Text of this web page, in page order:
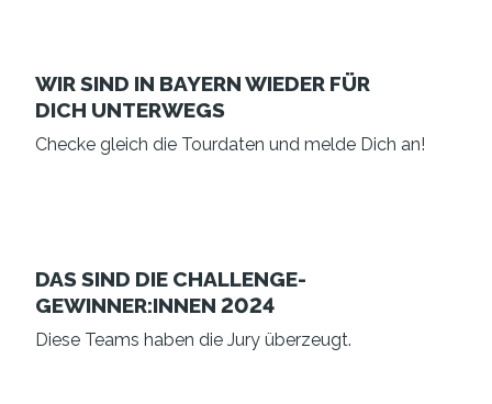
WIR SIND IN BAYERN WIEDER FÜR
DICH UNTERWEGS
Checke gleich die Tourdaten und melde Dich an!
DAS SIND DIE CHALLENGE-
GEWINNER:INNEN 2024
Diese Teams haben die Jury überzeugt.